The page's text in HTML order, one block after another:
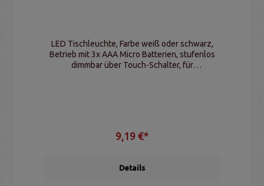
LED Tischleuchte, Farbe weiß oder schwarz,
Betrieb mit 3x AAA Micro Batterien, stufenlos
dimmbar über Touch-Schalter, für
9,19 €*
Details